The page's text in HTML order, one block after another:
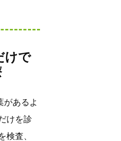
けで
があるよ
けを診
検査、